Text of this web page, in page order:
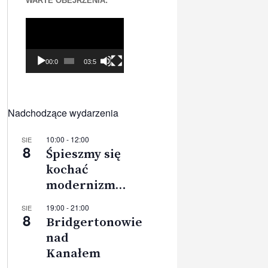
00:00 03:56
Nadchodzące wydarzenia
SIE
8
10:00 - 12:00
Śpieszmy się
kochać
modernizm…
SIE
8
19:00 -21:00
Bridgertonowie
nad
Kanałem